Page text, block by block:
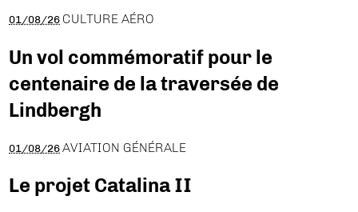
01/08/26 CULTURE AÉRO
Un vol commémoratif pour le
centenaire de la traversée de
Lindbergh
01/08/26 AVIATION GÉNÉRALE
Le projet Catalina II